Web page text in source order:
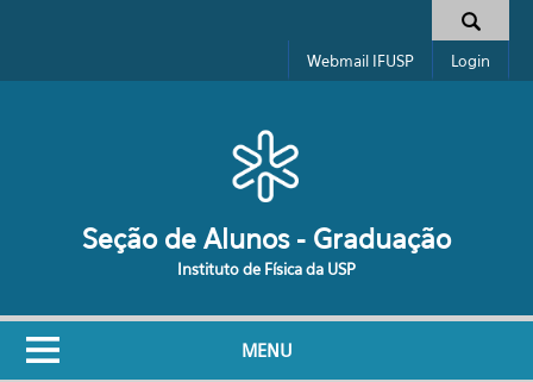
Formulário de busca
Webmail IFUSP Login
Seção de Alunos - Graduação
Instituto de Física da USP
MENU